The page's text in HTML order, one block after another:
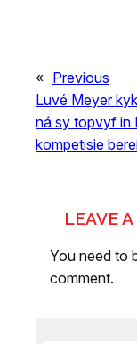
« Previous
Luvé Meyer
ná sy topvyf in
kompetisie
LEAVE
You need to
comment.